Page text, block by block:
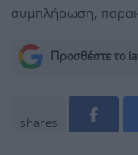
συμπλήρωση,
Προσθέστε το
shares